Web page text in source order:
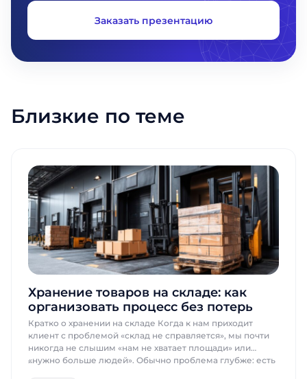
Заказать презентацию
Близкие по теме
Хранение товаров на складе: как
организовать процесс без потерь
Кратко о хранении на складе Когда к нам приходит
клиент с проблемой «склад не справляется», мы почти
никогда не слышим «нам не хватает площади» или
«нужно больше людей». Обычно проблема глубже: есть